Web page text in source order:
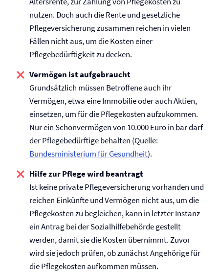
nutzen. Doch auch die Rente und gesetzliche
Pflege­versicherung zusammen reichen in vielen
Fällen nicht aus, um die Kosten einer
Pflegebedürftigkeit zu decken.
Vermögen ist aufgebraucht
Grundsätzlich müssen Betroffene auch ihr
Vermögen, etwa eine Immobilie oder auch Aktien,
einsetzen, um für die Pflegekosten aufzukommen.
Nur ein Schonvermögen von 10.000 Euro in bar darf
der Pflegebedürftige behalten (Quelle:
Bundesministerium für Gesundheit).
Hilfe zur Pflege wird beantragt
Ist keine private Pflege­versicherung vorhanden und
reichen Einkünfte und Vermögen nicht aus, um die
Pflegekosten zu begleichen, kann in letzter Instanz
ein Antrag bei der Sozialhilfebehörde gestellt
werden, damit sie die Kosten übernimmt. Zuvor
wird sie jedoch prüfen, ob zunächst Angehörige für
die Pflegekosten aufkommen müssen.